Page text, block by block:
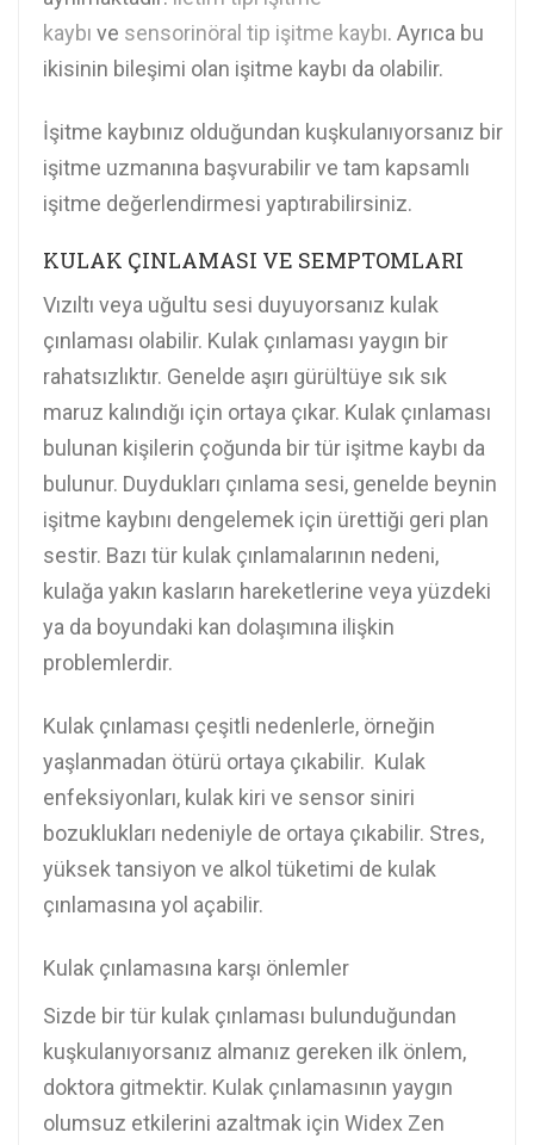
kaybı ve sensorinöral tip işitme kaybı. Ayrıca bu
ikisinin bileşimi olan işitme kaybı da olabilir.
İşitme kaybınız olduğundan kuşkulanıyorsanız bir
işitme uzmanına başvurabilir ve tam kapsamlı
işitme değerlendirmesi yaptırabilirsiniz.
KULAK ÇINLAMASI VE SEMPTOMLARI
Vızıltı veya uğultu sesi duyuyorsanız kulak
çınlaması olabilir. Kulak çınlaması yaygın bir
rahatsızlıktır. Genelde aşırı gürültüye sık sık
maruz kalındığı için ortaya çıkar. Kulak çınlaması
bulunan kişilerin çoğunda bir tür işitme kaybı da
bulunur. Duydukları çınlama sesi, genelde beynin
işitme kaybını dengelemek için ürettiği geri plan
sestir. Bazı tür kulak çınlamalarının nedeni,
kulağa yakın kasların hareketlerine veya yüzdeki
ya da boyundaki kan dolaşımına ilişkin
problemlerdir.
Kulak çınlaması çeşitli nedenlerle, örneğin
yaşlanmadan ötürü ortaya çıkabilir. Kulak
enfeksiyonları, kulak kiri ve sensor siniri
bozuklukları nedeniyle de ortaya çıkabilir. Stres,
yüksek tansiyon ve alkol tüketimi de kulak
çınlamasına yol açabilir.
Kulak çınlamasına karşı önlemler
Sizde bir tür kulak çınlaması bulunduğundan
kuşkulanıyorsanız almanız gereken ilk önlem,
doktora gitmektir. Kulak çınlamasının yaygın
olumsuz etkilerini azaltmak için Widex Zen